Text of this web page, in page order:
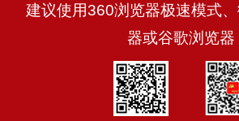
建议使用360浏览器极速模式
器或谷歌浏览器